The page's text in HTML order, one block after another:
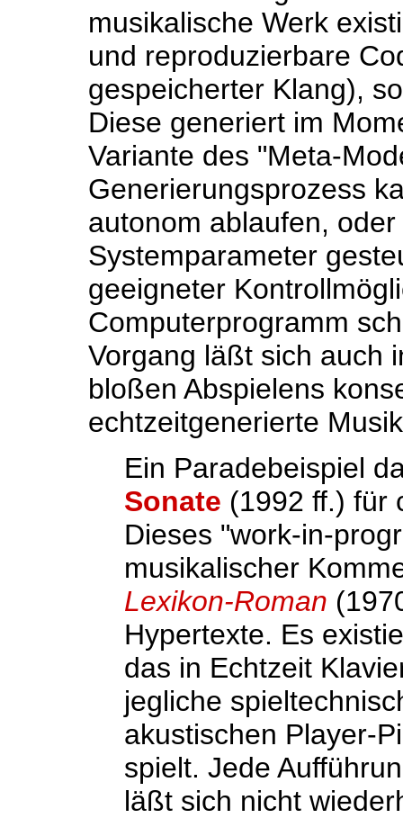
musikalische Werk
und reproduzierbare
gespeicherter Klang),
Diese generiert im
Variante des "Meta-
Generierungsprozess
autonom ablaufen,
Systemparameter
geeigneter
Computerprogramm
Vorgang läßt sich auch
bloßen Abspielens
echtzeitgenerierte
Ein Paradebeispiel
Sonate (1992 ff.) für
Dieses "work-in-
musikalischer
Lexikon-Roman
Hypertexte. Es
das in Echtzeit
jegliche
akustischen Player-
spielt. Jede
läßt sich nicht